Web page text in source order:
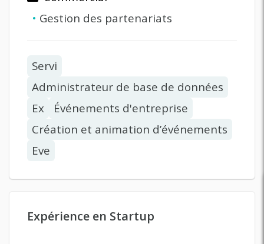
• Gestion des partenariats
Servi
Administrateur de base de données
Ex
Événements d'entreprise
Création et animation d’événements
Eve
Expérience en Startup